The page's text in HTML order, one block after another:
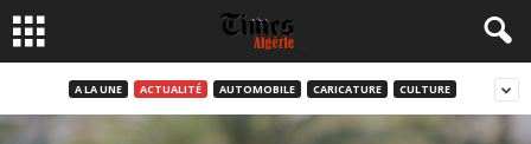
A LA UNE ACTUALITÉ AUTOMOBILE CARICATURE CULTURE